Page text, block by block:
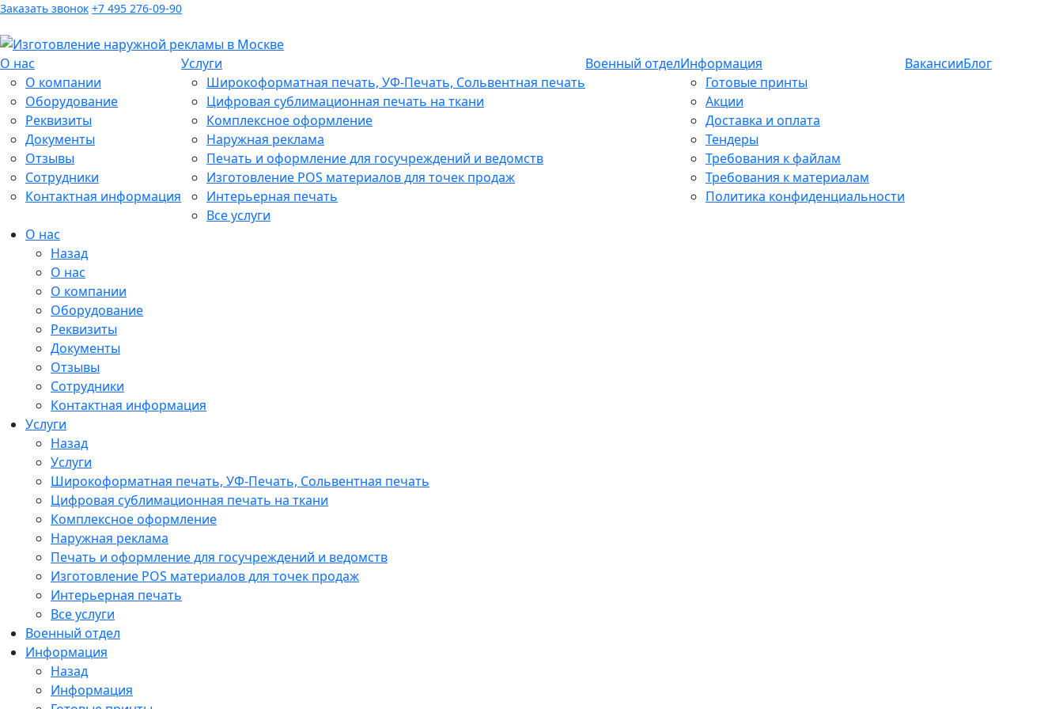
Заказать звонок +7 495 276-09-90
О нас
О компании
Оборудование
Реквизиты
Документы
Отзывы
Сотрудники
Контактная информация
Услуги
Широкоформатная печать, УФ-Печать, Сольвентная печать
Цифровая сублимационная печать на ткани
Комплексное оформление
Наружная реклама
Печать и оформление для госучреждений и ведомств
Изготовление POS материалов для точек продаж
Интерьерная печать
Все услуги
Военный отделИнформация
Готовые принты
Акции
Доставка и оплата
Тендеры
Требования к файлам
Требования к материалам
Политика конфиденциальности
ВакансииБлог
О нас
Назад
О нас
О компании
Оборудование
Реквизиты
Документы
Отзывы
Сотрудники
Контактная информация
Услуги
Назад
Услуги
Широкоформатная печать, УФ-Печать, Сольвентная печать
Цифровая сублимационная печать на ткани
Комплексное оформление
Наружная реклама
Печать и оформление для госучреждений и ведомств
Изготовление POS материалов для точек продаж
Интерьерная печать
Все услуги
Военный отдел
Информация
Назад
Информация